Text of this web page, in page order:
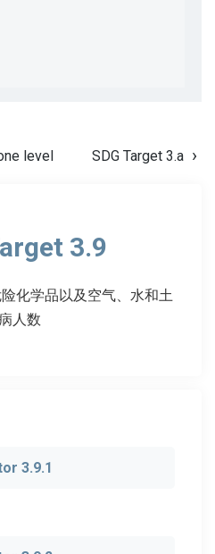
level SDG Target 3.a
3.9
化学品以及空气、水和土
人数
3.9.1